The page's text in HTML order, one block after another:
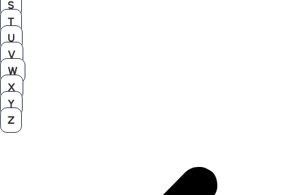
S
T
U
V
W
X
Y
Z